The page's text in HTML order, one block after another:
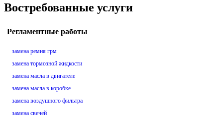
Востребованные услуги
Регламентные работы
замена ремня грм
замена тормозной жидкости
замена масла в двигателе
замена масла в коробке
замена воздушного фильтра
замена свечей